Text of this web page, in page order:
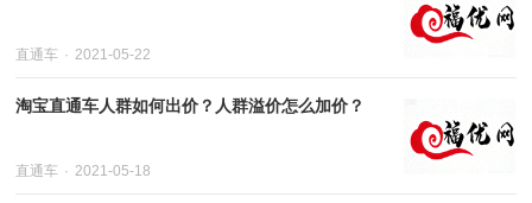
直通车 2021-05-22
淘宝直通车人群如何出价？人群溢价怎么加价？
直通车 2021-05-18